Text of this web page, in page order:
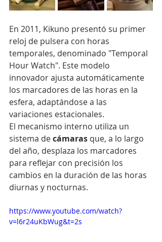
En 2011, Kikuno presentó su primer
reloj de pulsera con horas
temporales, denominado "Temporal
Hour Watch". Este modelo
innovador ajusta automáticamente
los marcadores de las horas en la
esfera, adaptándose a las
variaciones estacionales.
El mecanismo interno utiliza un
sistema de cámaras que, a lo largo
del año, desplaza los marcadores
para reflejar con precisión los
cambios en la duración de las horas
diurnas y nocturnas.
https://www.youtube.com/watch?
v=l6r24uKbWug&t=2s